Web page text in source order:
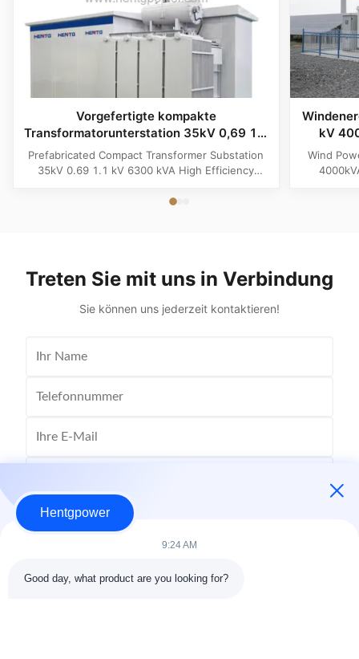
Vorgefertigte kompakte
Transformatorunterstation 35kV 0,69 1,1
kV 6300 kVA
Hochleistungsbatteriespeicher-
Prefabricated Compact Transformer Substation
35kV 0.69 1.1 kV 6300 kVA High Efficiency
Overview The Prefabricated Compact
kV
Wind
Treten Sie mit uns in Verbindung
Sie können uns jederzeit kontaktieren!
Hentgpower
9:24 AM
Good day, what product are you looking for?